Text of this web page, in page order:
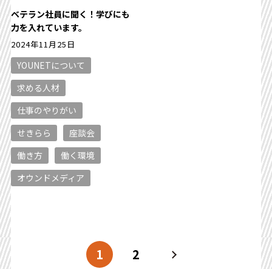
ベテラン社員に聞く！学びにも
力を入れています。
2024年11月25日
YOUNETについて
求める人材
仕事のやりがい
せきらら
座談会
働き方
働く環境
オウンドメディア
1 2